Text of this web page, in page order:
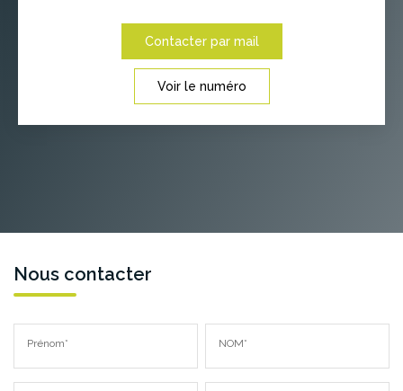
Contacter par mail
Voir le numéro
Nous contacter
Prénom* NOM*